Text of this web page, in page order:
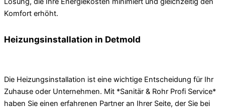
Komfort erhöht.
Heizungsinstallation in Detmold
Die Heizungsinstallation ist eine wichtige Entscheidung für Ihr
Zuhause oder Unternehmen. Mit *Sanitär & Rohr Profi Service*
haben Sie einen erfahrenen Partner an Ihrer Seite, der Sie bei